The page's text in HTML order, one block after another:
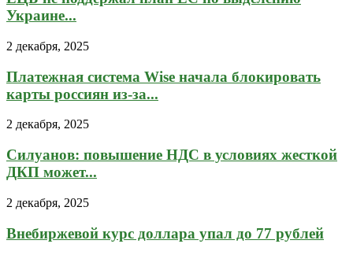
Украине...
2 декабря, 2025
Платежная система Wise начала блокировать
карты россиян из-за...
2 декабря, 2025
Силуанов: повышение НДС в условиях жесткой
ДКП может...
2 декабря, 2025
Внебиржевой курс доллара упал до 77 рублей